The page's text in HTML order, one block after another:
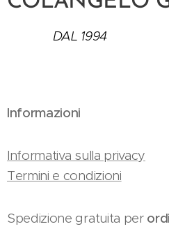
DAL 1994
Informazioni
Informativa sulla privacy
Termini e condizioni
Spedizione gratuita per